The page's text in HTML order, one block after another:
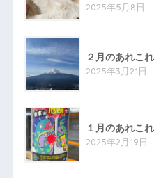
2025年5月8日
２月のあれこれ
2025年3月21日
１月のあれこれ
2025年2月19日